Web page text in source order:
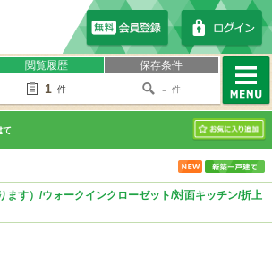
閲覧履歴
1 件
保存条件
- 件
MENU
て
お気に入り
ます）/ウォークインクローゼット/対面キッチン/折上